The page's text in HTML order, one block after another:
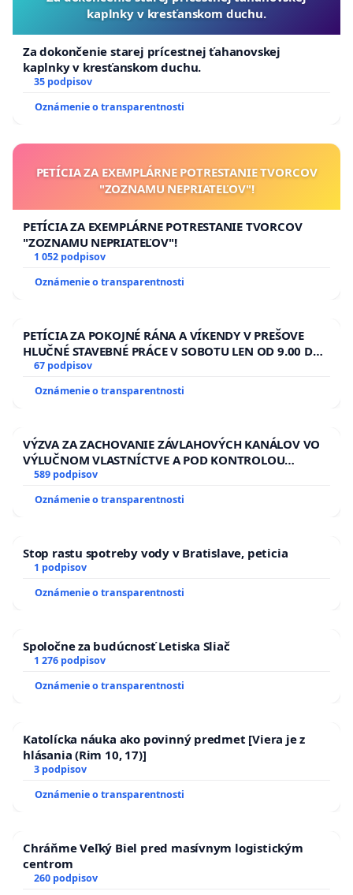
kaplnky v kresťanskom duchu.
Za dokončenie starej prícestnej ťahanovskej
kaplnky v kresťanskom duchu.
35 podpisov
Oznámenie o transparentnosti
PETÍCIA ZA EXEMPLÁRNE POTRESTANIE TVORCOV
"ZOZNAMU NEPRIATEĽOV"!
PETÍCIA ZA EXEMPLÁRNE POTRESTANIE TVORCOV
"ZOZNAMU NEPRIATEĽOV"!
1 052 podpisov
Oznámenie o transparentnosti
PETÍCIA ZA POKOJNÉ RÁNA A VÍKENDY V PREŠOVE
HLUČNÉ STAVEBNÉ PRÁCE V SOBOTU LEN OD 9.00 DO
13.00 HOD., CEZ PRACOVNÝ TÝŽDEŇ CIEĽ 8.00 – 18.00
ĎUMBIERSKEJ/MAGU
67 podpisov
Oznámenie o transparentnosti
VÝZVA ZA ZACHOVANIE ZÁVLAHOVÝCH KANÁLOV VO
VÝLUČNOM VLASTNÍCTVE A POD KONTROLOU
SLOVENSKEJ REPUBLIKY & žiadosť na riešenie
kanálov na Slovensku
589 podpisov
Oznámenie o transparentnosti
Stop rastu spotreby vody v Bratislave, peticia
1 podpisov
Oznámenie o transparentnosti
Spoločne za budúcnosť Letiska Sliač
1 276 podpisov
Oznámenie o transparentnosti
Katolícka náuka ako povinný predmet [Viera je z
hlásania (Rim 10, 17)]
3 podpisov
Oznámenie o transparentnosti
Chráňme Veľký Biel pred masívnym logistickým
centrom
260 podpisov